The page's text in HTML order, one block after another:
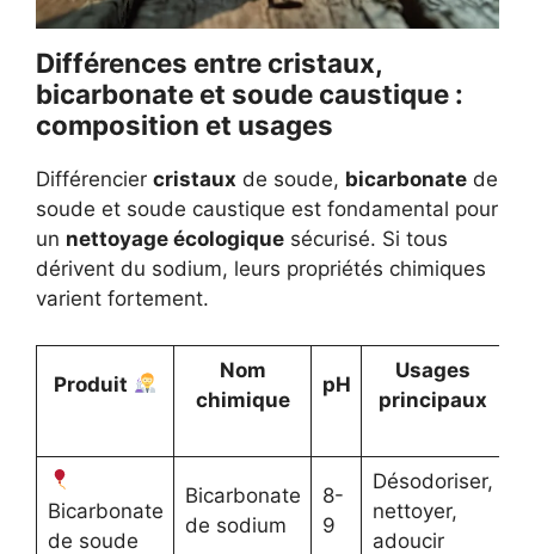
Différences entre cristaux,
bicarbonate et soude caustique :
composition et usages
Différencier cristaux de soude, bicarbonate de
soude et soude caustique est fondamental pour
un nettoyage écologique sécurisé. Si tous
dérivent du sodium, leurs propriétés chimiques
varient fortement.
Produit
Nom
chimique
pH
Usages
principaux
Bicarbonate
de soude
Bicarbonate
de sodium
8-
9
Désodoriser,
nettoyer,
adoucir